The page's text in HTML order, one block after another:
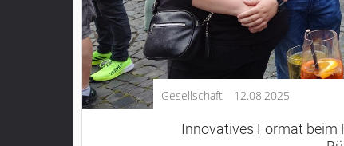
Ohm
Schotten
Schlitz
Antrifttal
Feldatal
Gesellschaft 12.08.2025
Innovatives Format